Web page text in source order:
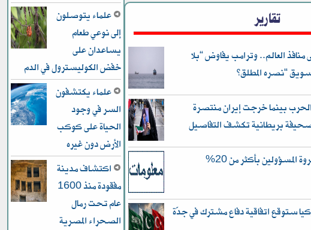
تقارير
العالم.. وترامب يفاوض “بلا
“نصره المطلق”
بينما خرجت إيران منتصرة
بريطانية تكشف التفاصيل
النزاهة في الأنبار.. زيادة ثروة المسؤولين بأكثر من 20%
ستوقع اتفاقية دفاع مشترك في جدّة
علماء يتوصلون
إلى نوعي طعام
يساعدان على
خفض الكوليسترول في الدم
علماء يكتشفون
السر في وجود
الحياة على كوكب
الأرض دون غيره
اكتشاف مدينة
مفقودة منذ 1600
عام تحت رمال
الصحراء المصرية